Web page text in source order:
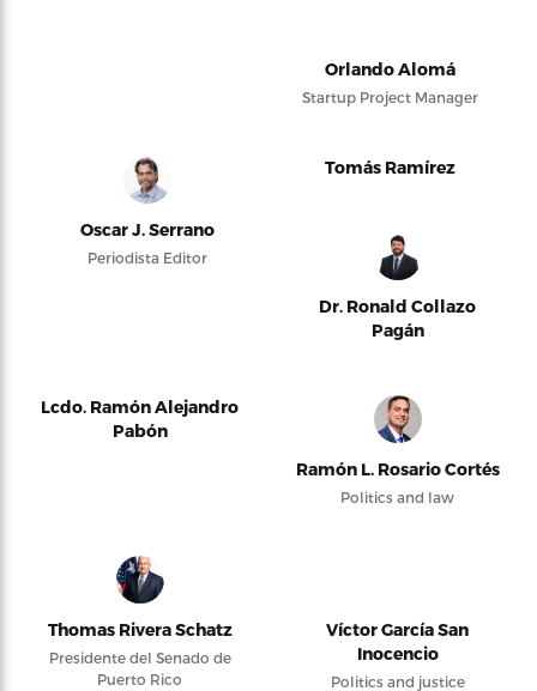
Orlando Alomá
Startup Project Manager
Oscar J. Serrano
Periodista Editor
Tomás Ramírez
Dr. Ronald Collazo
Pagán
Lcdo. Ramón Alejandro
Pabón
Ramón L. Rosario Cortés
Politics and law
Thomas Rivera Schatz
Presidente del Senado de
Puerto Rico
Víctor García San
Inocencio
Politics and justice